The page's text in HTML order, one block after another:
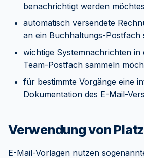
benachrichtigt werden
automatisch versendete
an ein Buchhaltungs-Postfach
wichtige Systemnachrichten in
Team-Postfach sammeln
für bestimmte Vorgänge eine
Dokumentation des E-Mail-
Verwendung von
E-Mail-Vorlagen nutzen